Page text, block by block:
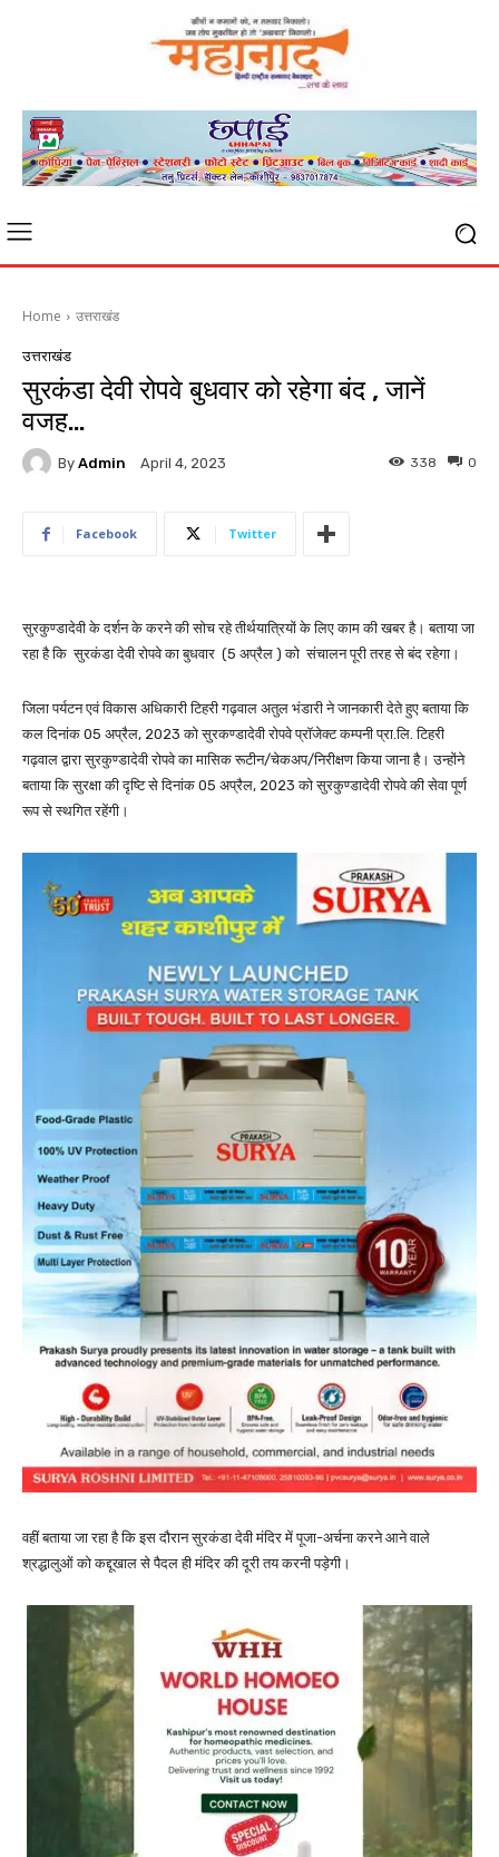
Home उत्तराखंड
उत्तराखंड
सुरकंडा देवी रोपवे बुधवार को रहेगा बंद , जानें
वजह…
By Admin April 4, 2023 0
338
Facebook Twitter
सुरकुण्डादेवी के दर्शन के करने की सोच रहे तीर्थयात्रियों के लिए काम की खबर है। बताया जा
रहा है कि सुरकंडा देवी रोपवे का बुधवार (5 अप्रैल ) को संचालन पूरी तरह से बंद रहेगा।
जिला पर्यटन एवं विकास अधिकारी टिहरी गढ़वाल अतुल भंडारी ने जानकारी देते हुए बताया कि
कल दिनांक 05 अप्रैल, 2023 को सुरकण्डादेवी रोपवे प्रॉजेक्ट कम्पनी प्रा.लि. टिहरी
गढ़वाल द्वारा सुरकुण्डादेवी रोपवे का मासिक रूटीन/चेकअप/निरीक्षण किया जाना है। उन्होंने
बताया कि सुरक्षा की दृष्टि से दिनांक 05 अप्रैल, 2023 को सुरकुण्डादेवी रोपवे की सेवा पूर्ण
रूप से स्थगित रहेंगी।
वहीं बताया जा रहा है कि इस दौरान सुरकंडा देवी मंदिर में पूजा-अर्चना करने आने वाले
श्रद्धालुओं को कद्दूखाल से पैदल ही मंदिर की दूरी तय करनी पड़ेगी।